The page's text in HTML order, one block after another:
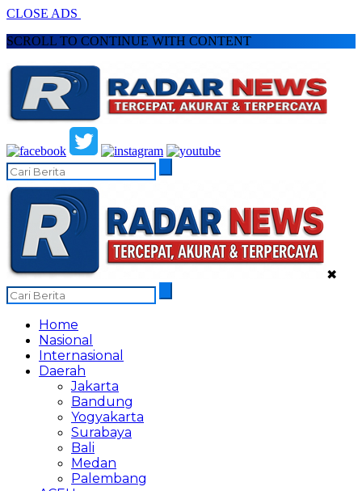
CLOSE ADS
SCROLL TO CONTINUE WITH CONTENT
✖
Home
Nasional
Internasional
Daerah
Jakarta
Bandung
Yogyakarta
Surabaya
Bali
Medan
Palembang